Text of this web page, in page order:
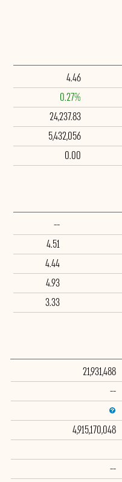
4.46
0.27%
24,237.83
5,432,056
0.00
--
4.51
4.44
4.93
3.33
21,931,488
--
4,915,170,048
--